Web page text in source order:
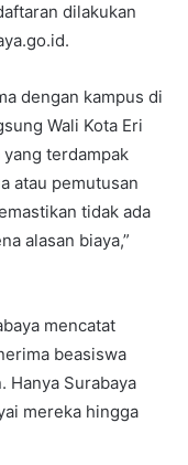
dilakukan
dengan kampus di
Wali Kota Eri
terdampak
atau pemutusan
tidak ada
alasan biaya,”
mencatat
beasiswa
Hanya Surabaya
mereka hingga